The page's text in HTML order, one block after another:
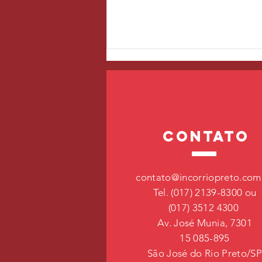
Arritmias cardíacas
contato
Tel. (017) 2139-8300 ou
(017) 3512 4300
Av. José Munia, 7301
15 085-895
São José do Rio Preto/SP